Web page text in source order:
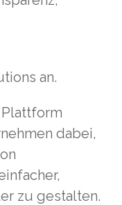
an.
Plattform
dabei,
zu gestalten.